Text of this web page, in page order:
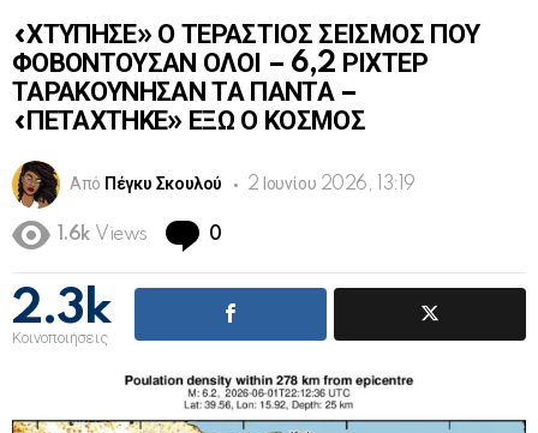
«ΧΤΥΠΗΣΕ» Ο ΤΕΡΑΣΤΙΟΣ ΣΕΙΣΜΟΣ ΠΟΥ
ΦΟΒΟΝΤΟΥΣΑΝ ΟΛΟΙ – 6,2 ΡΙΧΤΕΡ
ΤΑΡΑΚΟΥΝΗΣΑΝ ΤΑ ΠΑΝΤΑ –
«ΠΕΤΑΧΤΗΚΕ» ΕΞΩ Ο ΚΟΣΜΟΣ
Από Πέγκυ Σκουλού 2 Ιουνίου 2026, 13:19
1.6k Views 0
2.3k
Κοινοποιήσεις